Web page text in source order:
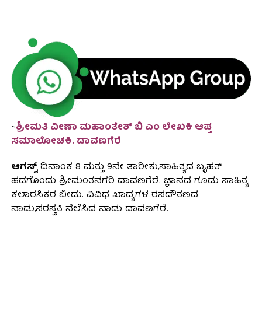
~ಶ್ರೀಮತಿ ವೀಣಾ ಮಹಾಂತೇಶ್ ಬಿ ಎಂ ಲೇಖಕಿ ಆಪ್ತ
ಸಮಾಲೋಚಕಿ. ದಾವಣಗೆರೆ
ಆಗಸ್ಟ್ದಿನಾಂಕ 8 ಮತ್ತು 9ನೇ ತಾರೀಕು,ಸಾಹಿತ್ಯದ ಬೃಹತ್
ಹಡಗೊಂದು ಶ್ರೀಮಂತನಗರಿ ದಾವಣಗೆರೆ. ಜ್ಞಾನದ ಗೂಡು ಸಾಹಿತ್ಯ
ಕಲಾರಸಿಕರ ಬೀಡು. ವಿವಿಧ ಖಾದ್ಯಗಳ ರಸದೌತಣದ
ನಾಡು,ಸರಸ್ವತಿ ನೆಲೆಸಿದ ನಾಡು ದಾವಣಗೆರೆ.